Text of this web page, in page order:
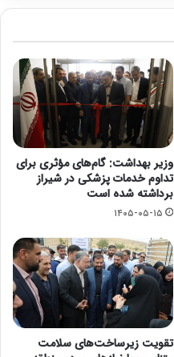
وزیر بهداشت: گام‌های مؤثری برای
تداوم خدمات پزشکی در شیراز
برداشته شده است
۱۴۰۵-۰۵-۱۵
تقویت زیرساخت‌های سلامت